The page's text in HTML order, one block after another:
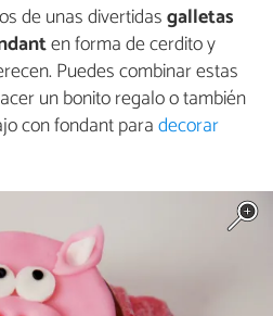
de unas divertidasgalletas
en forma de cerdito y
Puedes combinar estas
un bonito regalo o también
con fondant paradecorar